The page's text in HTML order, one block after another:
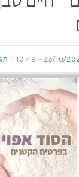
23/10/
12:49